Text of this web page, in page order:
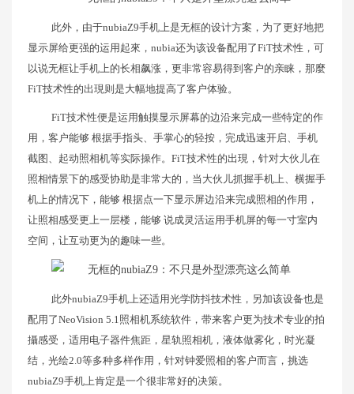
此外，由于nubiaZ9手机上是无框的设计方案，为了更好地把
显示屏给更强的运用起來，nubia还为该设备配用了FiT技术性，可
以说无框让手机上的长相飙涨，更非常容易得到客户的亲睐，那麼
FiT技术性的出現则是大幅地提高了客户体验。
FiT技术性便是运用触摸显示屏幕的边沿来完成一些特定的作
用，客户能够 根据手指头、手掌心的轻按，完成迅速开启、手机
截图、起动照相机等实际操作。FiT技术性的出現，针对大伙儿在
照相情景下的感受协助是非常大的，当大伙儿抓握手机上、横握手
机上的情况下，能够 根据点一下显示屏边沿来完成照相的作用，
让照相感受更上一层楼，能够 说成灵活运用手机屏的每一寸室内
空间，让互动更为的趣味一些。
此外nubiaZ9手机上还适用光学防抖技术性，另加该设备也是
配用了NeoVision 5.1照相机系统软件，带来客户更为技术专业的拍
攝感受，适用电子器件焦距，星轨照相机，液体做雾化，时光凝
结，光绘2.0等多种多样作用，针对钟爱照相的客户而言，挑选
nubiaZ9手机上肯定是一个很非常好的决策。